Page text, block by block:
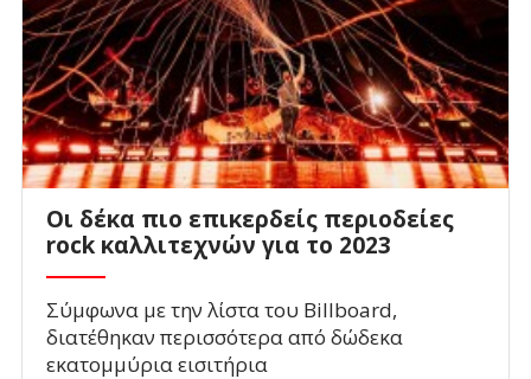
Οι δέκα πιο επικερδείς περιοδείες
rock καλλιτεχνών για το 2023
Σύμφωνα με την λίστα του Billboard,
διατέθηκαν περισσότερα από δώδεκα
εκατομμύρια εισιτήρια